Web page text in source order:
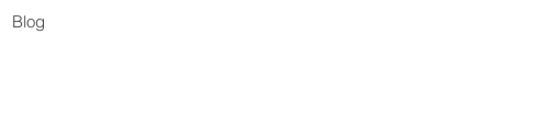
Blog